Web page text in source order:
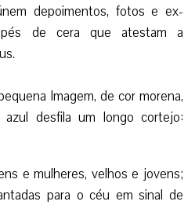
depoimentos, fotos e ex-
pés de cera que atestam a
Imagem, de cor morena,
desfila um longo cortejo:
e mulheres, velhos e jovens;
para o céu em sinal de